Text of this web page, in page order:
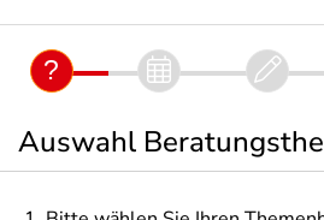
Auswahl